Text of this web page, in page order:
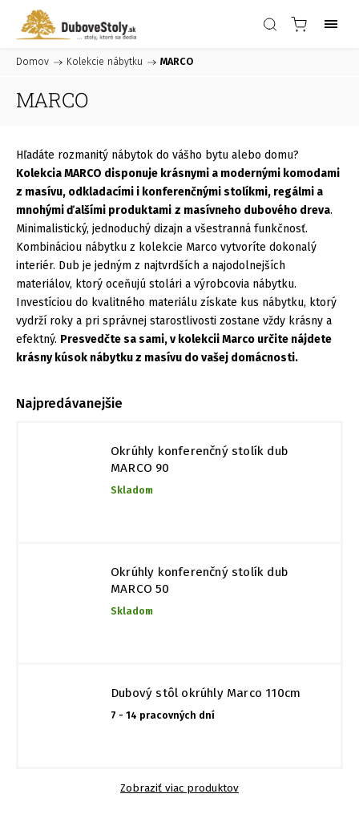
Domov / Kolekcie nábytku / MARCO
MARCO
Hľadáte rozmanitý nábytok do vášho bytu alebo domu?
Kolekcia MARCO disponuje krásnymi a modernými komodami
z masívu, odkladacími i konferenčnými stolíkmi, regálmi a
mnohými ďalšími produktami z masívneho dubového dreva.
Minimalistický, jednoduchý dizajn a všestranná funkčnosť.
Kombináciou nábytku z kolekcie Marco vytvoríte dokonalý
interiér. Dub je jedným z najtvrdších a najodolnejších
materiálov, ktorý oceňujú stolári a výrobcovia nábytku.
Investíciou do kvalitného materiálu získate kus nábytku, ktorý
vydrží roky a pri správnej starostlivosti zostane vždy krásny a
efektný. Presvedčte sa sami, v kolekcii Marco určite nájdete
krásny kúsok nábytku z masívu do vašej domácnosti.
Najpredávanejšie
Okrúhly konferenčný stolík dub
MARCO 90
Skladom
Okrúhly konferenčný stolík dub
MARCO 50
Skladom
Dubový stôl okrúhly Marco 110cm
7 - 14 pracovných dní
Zobraziť viac produktov